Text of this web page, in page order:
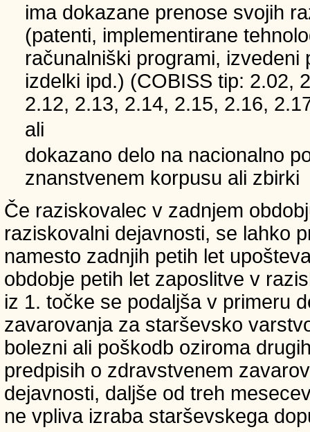
ima dokazane prenose svojih
(patenti, implementirane
računalniški programi, izvedeni
izdelki ipd.) (COBISS tip: 2.02,
2.12, 2.13, 2.14, 2.15, 2.16,
ali
dokazano delo na nacionalno
znanstvenem korpusu ali zbirki
Če raziskovalec v zadnjem
raziskovalni dejavnosti, se lahko
namesto zadnjih petih let
obdobje petih let zaposlitve v
iz 1. točke se podaljša v primeru
zavarovanja za starševsko
bolezni ali poškodb oziroma
predpisih o zdravstvenem
dejavnosti, daljše od treh
ne vpliva izraba starševskega